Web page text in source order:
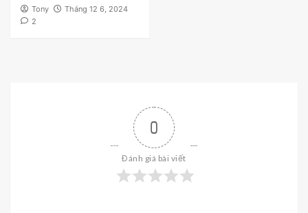
Tony
Tháng 12 6, 2024
2
0
Đánh giá bài viết